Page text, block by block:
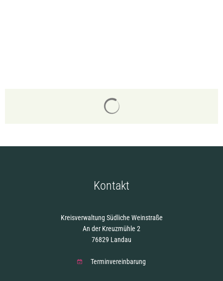
Kontakt
Kreisverwaltung Südliche Weinstraße
An der Kreuzmühle 2
76829 Landau
Terminvereinbarung